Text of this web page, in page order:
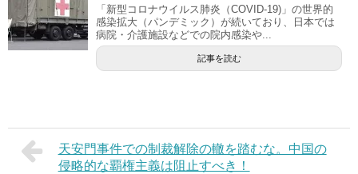
「新型コロナウイルス肺炎（COVID-19)」の世界的
感染拡大（パンデミック）が続いており、日本では
病院・介護施設などでの院内感染や...
記事を読む
天安門事件での制裁解除の轍を踏むな。中国の
侵略的な覇権主義は阻止すべき！